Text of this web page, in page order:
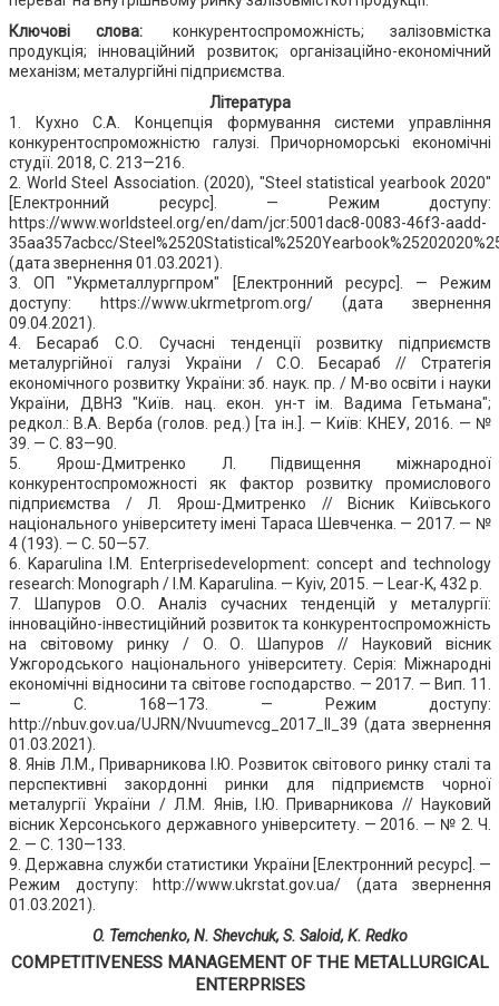
Ключові слова:
конкурентоспроможність; залізовмістка
продукція; інноваційний розвиток; організаційно-економічний
механізм; металургійні підприємства.
Література
1. Кухно С.А. Концепція формування системи управління
конкурентоспроможністю галузі. Причорноморські економічні
студії. 2018, С. 213—216.
2. World Steel Association. (2020), "Steel statistical yearbook 2020"
[Електронний ресурс]. — Режим доступу:
https://www.worldsteel.org/en/dam/jcr:5001dac8-0083-46f3-aadd-
35aa357acbcc/
(дата звернення 01.03.2021).
3. ОП "Укрметаллургпром" [Електронний ресурс]. — Режим
доступу: https://www.ukrmetprom.org/ (дата звернення
09.04.2021).
4. Бесараб С.О. Сучасні тенденції розвитку підприємств
металургійної галузі України / С.О. Бесараб // Стратегія
економічного розвитку України: зб. наук. пр. / М-во освіти і науки
України, ДВНЗ "Київ. нац. екон. ун-т ім. Вадима Гетьмана";
редкол.: В.А. Верба (голов. ред.) [та ін.]. — Київ: КНЕУ, 2016. — №
39. — С. 83—90.
5. Ярош-Дмитренко Л. Підвищення міжнародної
конкурентоспроможності як фактор розвитку промислового
підприємства / Л. Ярош-Дмитренко // Вісник Київського
національного університету імені Тараса Шевченка. — 2017. — №
4 (193). — С. 50—57.
6. Kaparulina І.М. Enterprisedevelopment: concept and technology
research: Monograph / I.M. Kaparulina. — Kyiv, 2015. — Lear-K, 432 p.
7. Шапуров О.О. Аналіз сучасних тенденцій у металургії:
інноваційно-інвестиційний розвиток та конкурентоспроможність
на світовому ринку / О. О. Шапуров // Науковий вісник
Ужгородського національного університету. Серія: Міжнародні
економічні відносини та світове господарство. — 2017. — Вип. 11.
— С. 168—173. — Режим доступу:
http://nbuv.gov.ua/UJRN/Nvuumevcg_2017_ll_39 (дата звернення
01.03.2021).
8. Янів Л.М., Приварникова І.Ю. Розвиток світового ринку сталі та
перспективні закордонні ринки для підприємств чорної
металургії України / Л.М. Янів, І.Ю. Приварникова // Науковий
вісник Херсонського державного університету. — 2016. — № 2. Ч.
2. — С. 130—133.
9. Державна служби статистики України [Електронний ресурс]. —
Режим доступу: http://www.ukrstat.gov.ua/ (дата звернення
01.03.2021).
O. Temchenko, N. Shevchuk, S. Saloid, K. Redko
COMPETITIVENESS MANAGEMENT OF THE METALLURGICAL
ENTERPRISES